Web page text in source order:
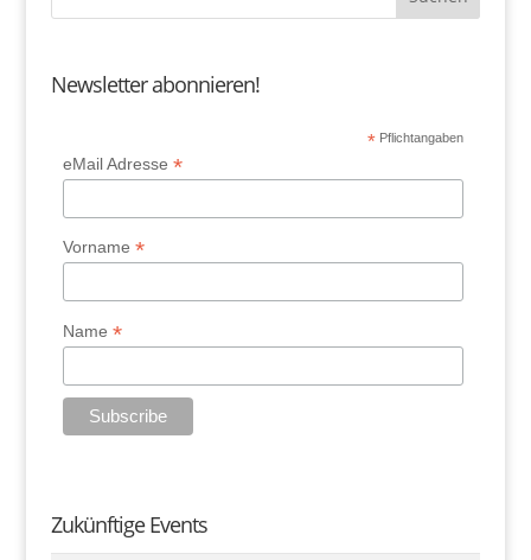
Newsletter abonnieren!
* Pflichtangaben
eMail Adresse*
Vorname*
Name*
Zukünftige Events